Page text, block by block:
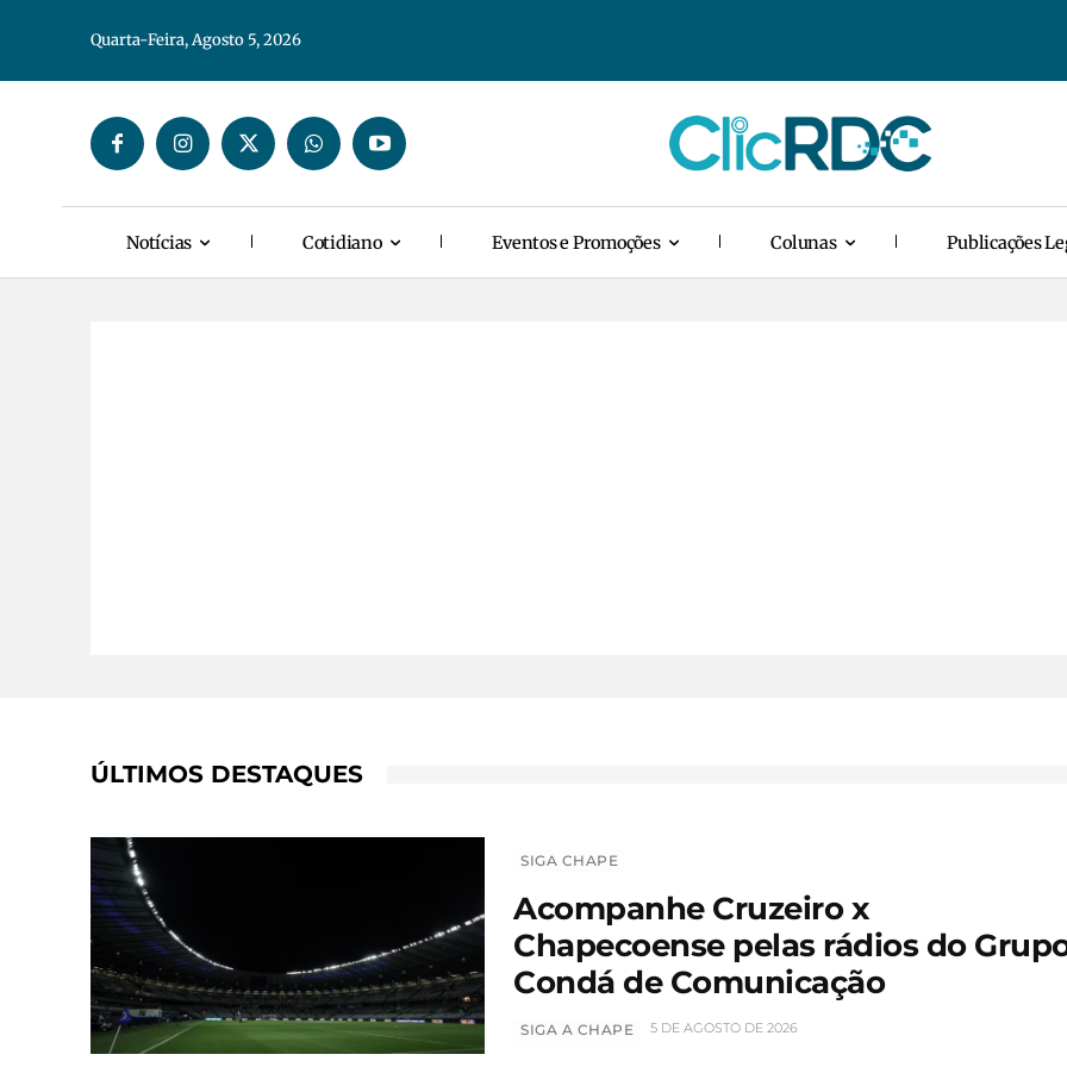
Quarta-Feira, Agosto 5, 2026
Notícias Cotidiano Eventos e Promoções Colunas Publicações
ÚLTIMOS DESTAQUES
SIGA CHAPE
Acompanhe Cruzeiro x
Chapecoense pelas rádios do
Condá de Comunicação
SIGA A CHAPE 5 DE AGOSTO DE 2026